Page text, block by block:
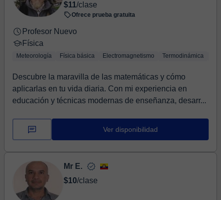
$11/clase
Ofrece prueba gratuita
Profesor Nuevo
Física
Meteorología Física básica Electromagnetismo Termodinámica
Descubre la maravilla de las matemáticas y cómo
aplicarlas en tu vida diaria. Con mi experiencia en
educación y técnicas modernas de enseñanza, desarr...
Ver disponibilidad
Mr E.
$10/clase